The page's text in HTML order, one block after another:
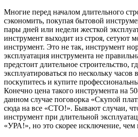
Многие перед началом длительного
сэкономить, покупая бытовой
пары дней или недели жесткой
инструмент выходит из строя, сетуют
инструмент. Это не так, инструмент
эксплуатация инструмента не
предстоит длительное строительство,
эксплуатироваться по нескольку
поскупитесь и купите
Конечно цена такого инструмента на
данном случае поговорка «Скупой
сюда на все «СТО!». Бывают случаи,
инструмент при длительной
«УРА!», но это скорее исключение, чем